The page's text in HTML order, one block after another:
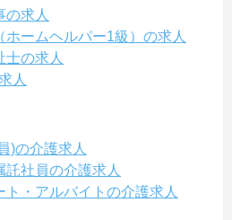
の求人
ームヘルパー1級）の求人
士の求人
人
)の介護求人
社員の介護求人
・アルバイトの介護求人